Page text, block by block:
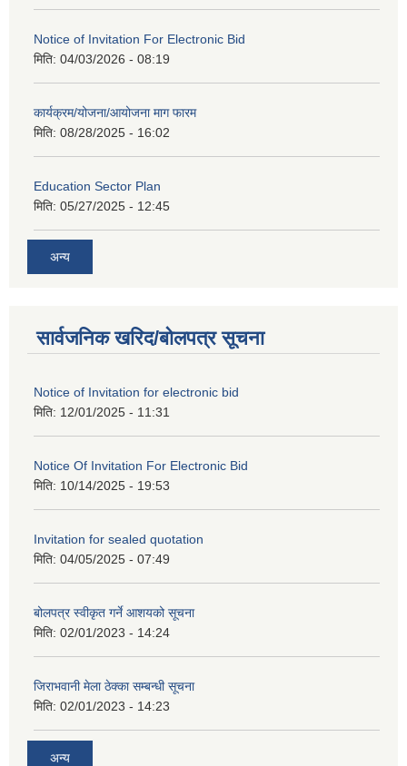
Notice of Invitation For Electronic Bid
मिति: 04/03/2026 - 08:19
कार्यक्रम/योजना/आयोजना माग फारम
मिति: 08/28/2025 - 16:02
Education Sector Plan
मिति: 05/27/2025 - 12:45
अन्य
सार्वजनिक खरिद/बोलपत्र सूचना
Notice of Invitation for electronic bid
मिति: 12/01/2025 - 11:31
Notice Of Invitation For Electronic Bid
मिति: 10/14/2025 - 19:53
Invitation for sealed quotation
मिति: 04/05/2025 - 07:49
बोलपत्र स्वीकृत गर्ने आशयको सूचना
मिति: 02/01/2023 - 14:24
जिराभवानी मेला ठेक्का सम्बन्धी सूचना
मिति: 02/01/2023 - 14:23
अन्य